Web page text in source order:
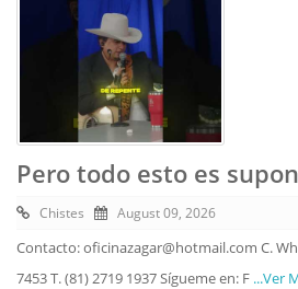
Pero todo esto es
Chistes August 09, 2026
Contacto: oficinazagar@hotmail.com C.
7453 T. (81) 2719 1937 Sígueme en: F ...Ver